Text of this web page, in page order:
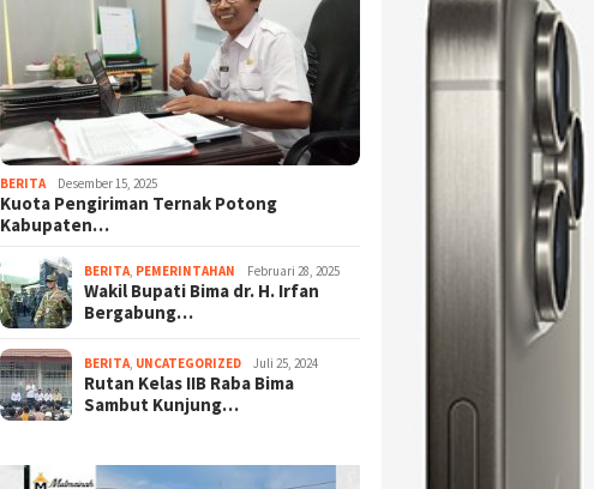
BERITA Desember 15, 2025
Kuota Pengiriman Ternak Potong
Kabupaten…
BERITA PEMERINTAHAN Februari 28, 2025
Wakil Bupati Bima dr. H. Irfan
Bergabung…
BERITA UNCATEGORIZED Juli 25, 2024
Rutan Kelas IIB Raba Bima
Sambut Kunjung…